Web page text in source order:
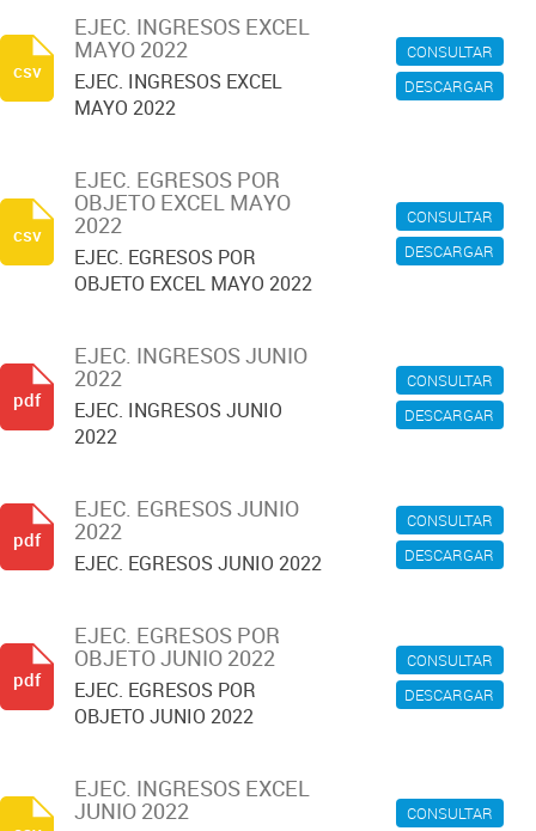
CONSULTAR
DESCARGAR
EJEC. INGRESOS EXCEL
MAYO 2022
EJEC. INGRESOS EXCEL
MAYO 2022
csv
CONSULTAR
DESCARGAR
EJEC. EGRESOS POR
OBJETO EXCEL MAYO
2022
EJEC. EGRESOS POR
OBJETO EXCEL MAYO 2022
csv
CONSULTAR
DESCARGAR
EJEC. INGRESOS JUNIO
2022
EJEC. INGRESOS JUNIO
2022
pdf
CONSULTAR
DESCARGAR
EJEC. EGRESOS JUNIO
2022
EJEC. EGRESOS JUNIO 2022
pdf
CONSULTAR
DESCARGAR
EJEC. EGRESOS POR
OBJETO JUNIO 2022
EJEC. EGRESOS POR
OBJETO JUNIO 2022
pdf
CONSULTAR
EJEC. INGRESOS EXCEL
JUNIO 2022